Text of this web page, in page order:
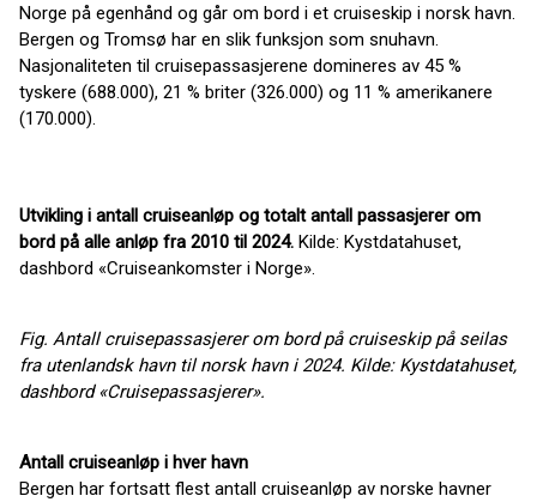
Norge på egenhånd og går om bord i et cruiseskip i norsk havn.
Bergen og Tromsø har en slik funksjon som snuhavn.
Nasjonaliteten til cruisepassasjerene domineres av 45 %
tyskere (688.000), 21 % briter (326.000) og 11 % amerikanere
(170.000).
Utvikling i antall cruiseanløp og totalt antall passasjerer om
bord på alle anløp fra 2010 til 2024. Kilde: Kystdatahuset,
dashbord «Cruiseankomster i Norge».
Fig. Antall cruisepassasjerer om bord på cruiseskip på seilas
fra utenlandsk havn til norsk havn i 2024. Kilde: Kystdatahuset,
dashbord «Cruisepassasjerer».
Antall cruiseanløp i hver havn
Bergen har fortsatt flest antall cruiseanløp av norske havner